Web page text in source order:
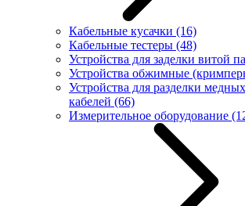
Кабельные кусачки (16)
Кабельные тестеры (48)
Устройства для заделки витой
Устройства обжимные
Устройства для разделки
кабелей (66)
Измерительное оборудование